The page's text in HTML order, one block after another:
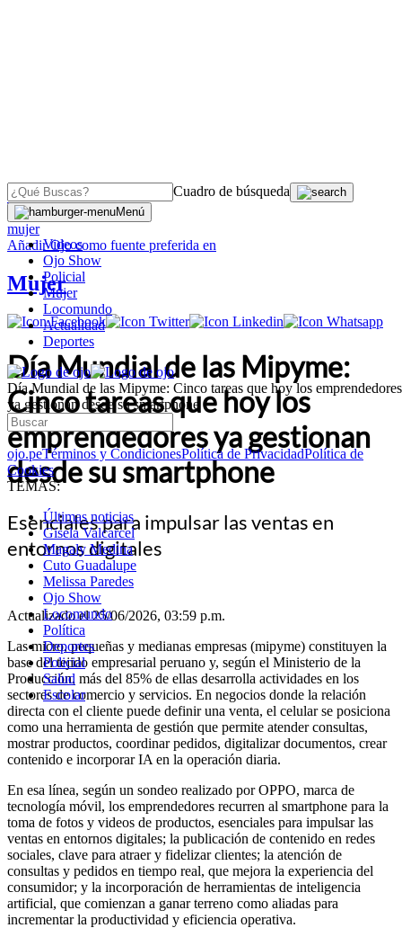
Cuadro de búsqueda
Menú
Videos
Ojo Show
Policial
Mujer
Locomundo
Actualidad
Deportes
Día Mundial de las Mipyme: Cinco tareas que hoy los emprendedores
ya gestionan desde su smartphone
ojo.peTérminos y CondicionesPolítica de PrivacidadPolítica de
Cookies
TEMAS:
Últimas noticias
Gisela Valcarcel
Magaly Medina
Cuto Guadalupe
Melissa Paredes
Ojo Show
Locomundo
Política
Deportes
Policial
Salud
Escolar
OJO
mujer
AñadirOjocomo fuente preferida en
Mujer
Día Mundial de las Mipyme:
Cinco tareas que hoy los
emprendedores ya gestionan
desde su smartphone
Esenciales para impulsar las ventas en
entornos digitales
Actualizado el 25/06/2026, 03:59 p.m.
Las micro, pequeñas y medianas empresas (mipyme) constituyen la
base del tejido empresarial peruano y, según el Ministerio de la
Producción, más del 85% de ellas desarrolla actividades en los
sectores de comercio y servicios. En negocios donde la relación
directa con el cliente puede definir una venta, el celular se posiciona
como una herramienta de gestión que permite atender consultas,
mostrar productos, coordinar pedidos, digitalizar documentos, crear
contenido e incorporar IA en la operación diaria.
En esa línea, según un sondeo realizado por OPPO, marca de
tecnología móvil, los emprendedores recurren al smartphone para la
toma de fotos y videos de productos, esenciales para impulsar las
ventas en entornos digitales; la publicación de contenido en redes
sociales, clave para atraer y fidelizar clientes; la atención de
consultas y pedidos en tiempo real, que mejora la experiencia del
consumidor; y la incorporación de herramientas de inteligencia
artificial, que comienzan a ganar terreno como aliadas para
incrementar la productividad y eficiencia operativa.